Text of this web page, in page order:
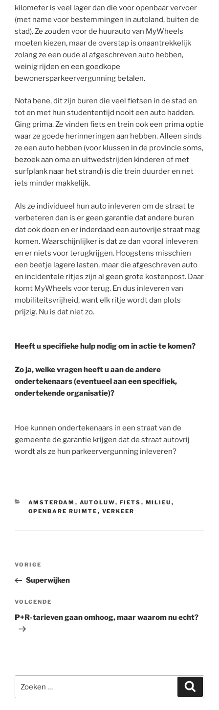
kilometer is veel lager dan die voor openbaar vervoer
(met name voor bestemmingen in autoland, buiten de
stad). Ze zouden voor de huurauto van MyWheels
moeten kiezen, maar de overstap is onaantrekkelijk
zolang ze een oude al afgeschreven auto hebben,
weinig rijden en een goedkope
bewonersparkeervergunning betalen.
Nota bene, dit zijn buren die veel fietsen in de stad en
tot en met hun studententijd nooit een auto hadden.
Ging prima. Ze vinden fiets en trein ook een prima optie
waar ze goede herinneringen aan hebben. Alleen sinds
ze een auto hebben (voor klussen in de provincie soms,
bezoek aan oma en uitwedstrijden kinderen of met
surfplank naar het strand) is die trein duurder en net
iets minder makkelijk.
Als ze individueel hun auto inleveren om de straat te
verbeteren dan is er geen garantie dat andere buren
dat ook doen en er inderdaad een autovrije straat mag
komen. Waarschijnlijker is dat ze dan vooral inleveren
en er niets voor terugkrijgen. Hoogstens misschien
een beetje lagere lasten, maar die afgeschreven auto
en incidentele ritjes zijn al geen grote kostenpost. Daar
komt MyWheels voor terug. En dus inleveren van
mobiliteitsvrijheid, want elk ritje wordt dan plots
prijzig. Nu is dat niet zo.
Heeft u specifieke hulp nodig om in actie te komen?
Zo ja, welke vragen heeft u aan de andere
ondertekenaars (eventueel aan een specifiek,
ondertekende organisatie)?
Hoe kunnen ondertekenaars in een straat van de
gemeente de garantie krijgen dat de straat autovrij
wordt als ze hun parkeervergunning inleveren?
CATEGORIEËN
AMSTERDAM , AUTOLUW, FIETS , MILIEU ,
OPENBARE RUIMTE , VERKEER
Bericht
Vorig
bericht
VORIGE
Superwijken
Volgend
bericht
VOLGENDE
P+R-tarieven gaan omhoog, maar waarom nu echt?
naar: